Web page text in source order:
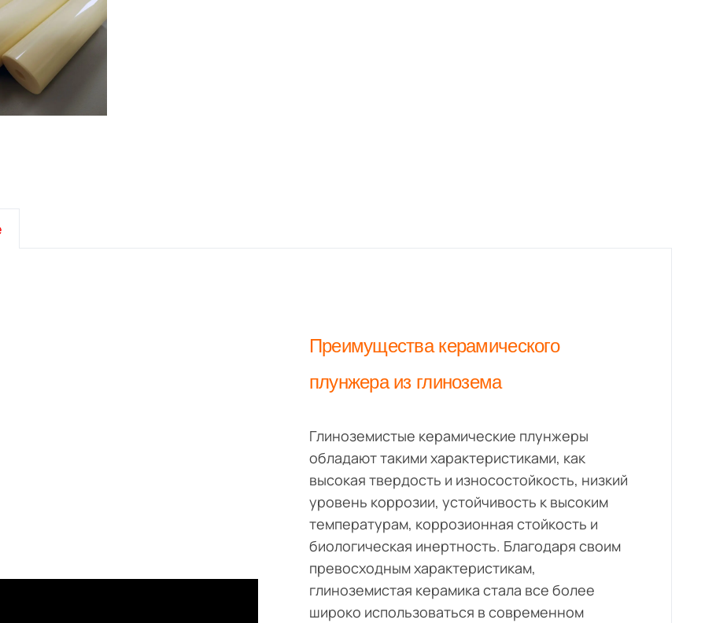
Преимущества керамического
плунжера из глинозема
Глиноземистые керамические плунжеры
обладают такими характеристиками, как
высокая твердость и износостойкость, низкий
уровень коррозии, устойчивость к высоким
температурам, коррозионная стойкость и
биологическая инертность. Благодаря своим
превосходным характеристикам,
глиноземистая керамика стала все более
широко использоваться в современном